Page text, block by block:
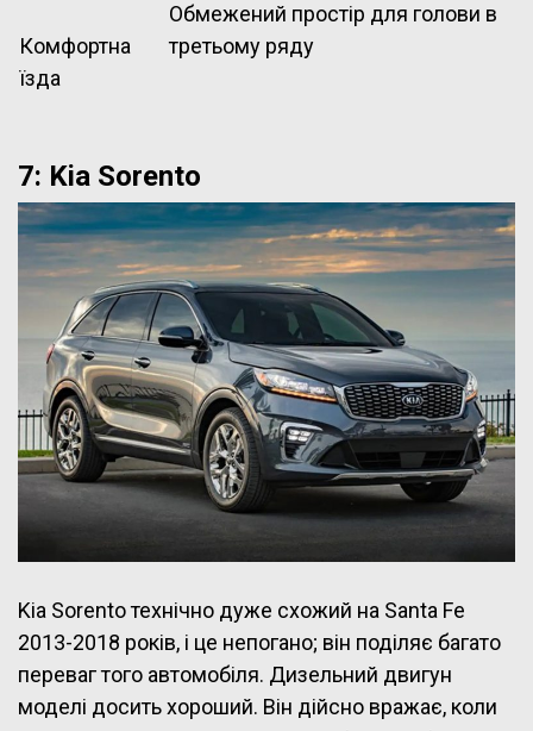
Комфортна
їзда
Обмежений простір для голови в
третьому ряду
7: Kia Sorento
Kia Sorento технічно дуже схожий на Santa Fe
2013-2018 років, і це непогано; він поділяє багато
переваг того автомобіля. Дизельний двигун
моделі досить хороший. Він дійсно вражає, коли